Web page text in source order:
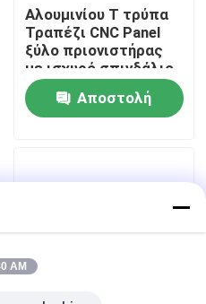
Αλουμινίου T τρύπα
Τραπέζι CNC Panel
ξύλο πριονιστήρας
με ισχυρό σπινδάλιο
Αποστολή
AM